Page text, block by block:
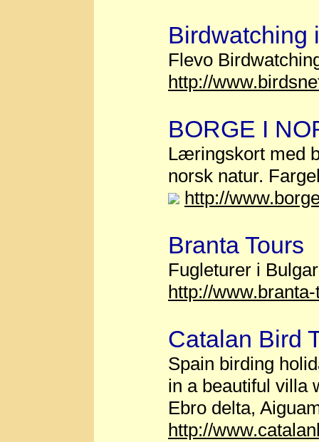
Birdwatching
Flevo
http://
BORGE I
Læringskort med
norsk natur.
http://
Branta Tours
Fugleturer i
http://
Catalan Bird
Spain birding
in a beautiful villa
Ebro delta,
http://